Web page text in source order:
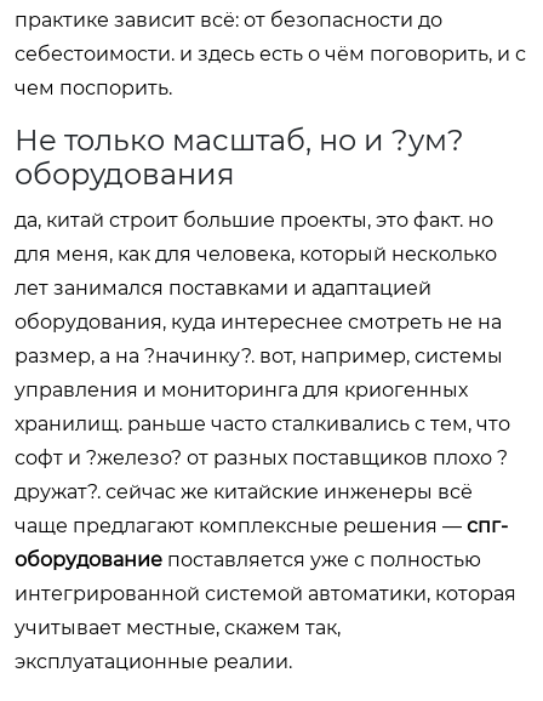
практике зависит всё: от безопасности до
себестоимости. и здесь есть о чём поговорить, и с
чем поспорить.
Не только масштаб, но и ?ум?
оборудования
да, китай строит большие проекты, это факт. но
для меня, как для человека, который несколько
лет занимался поставками и адаптацией
оборудования, куда интереснее смотреть не на
размер, а на ?начинку?. вот, например, системы
управления и мониторинга для криогенных
хранилищ. раньше часто сталкивались с тем, что
софт и ?железо? от разных поставщиков плохо ?
дружат?. сейчас же китайские инженеры всё
чаще предлагают комплексные решения — спг-
оборудование поставляется уже с полностью
интегрированной системой автоматики, которая
учитывает местные, скажем так,
эксплуатационные реалии.